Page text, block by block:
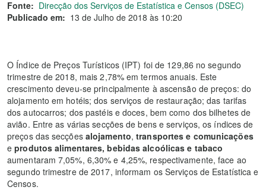
Fonte: Direcção dos Serviços de Estatística e Censos (DSEC)
Publicado em: 13 de Julho de 2018 às 10:20
O Índice de Preços Turísticos (IPT) foi de 129,86 no segundo
trimestre de 2018, mais 2,78% em termos anuais. Este
crescimento deveu-se principalmente à ascensão de preços: do
alojamento em hotéis; dos serviços de restauração; das tarifas
dos autocarros; dos pastéis e doces, bem como dos bilhetes de
avião. Entre as várias secções de bens e serviços, os índices de
preços das secções alojamento,transportes e comunicações
eprodutos alimentares, bebidas alcoólicas e tabaco
aumentaram 7,05%, 6,30% e 4,25%, respectivamente, face ao
segundo trimestre de 2017, informam os Serviços de Estatística e
Censos.